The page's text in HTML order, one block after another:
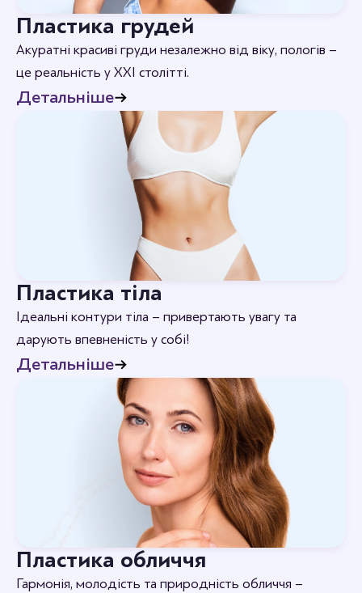
Пластика грудей
Акуратні красиві груди незалежно від віку, пологів –
це реальність у XXI столітті.
Детальніше
Пластика тіла
Ідеальні контури тіла – привертають увагу та
дарують впевненість у собі!
Детальніше
Пластика обличчя
Гармонія, молодість та природність обличчя –